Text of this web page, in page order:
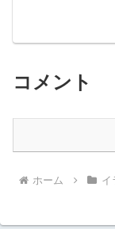
コメント
ホーム イ